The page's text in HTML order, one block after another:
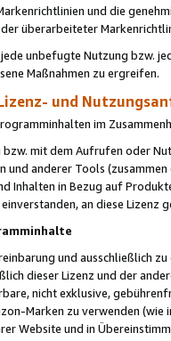
und die
überarbeiteter
unbefugte Nutzung bzw.
Maßnahmen zu ergreifen.
und
im
mit dem Aufrufen oder
anderer Tools (zusammen
Inhalten in Bezug auf
an diese Lizenz
und ausschließlich
dieser Lizenz und der
nicht exklusive,
Marken zu verwenden
Website und in